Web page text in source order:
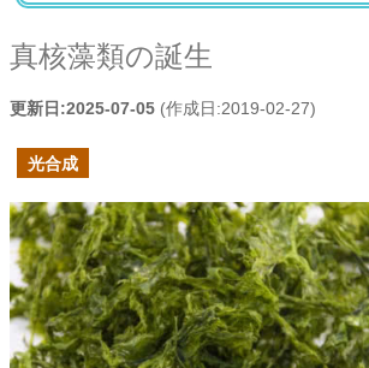
真核藻類の誕生
更新日:2025-07-05 (作成日:2019-02-27)
光合成